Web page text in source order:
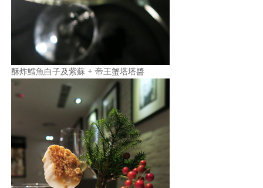
酥炸鱈魚白子及紫蘇 + 帝王蟹塔塔醬